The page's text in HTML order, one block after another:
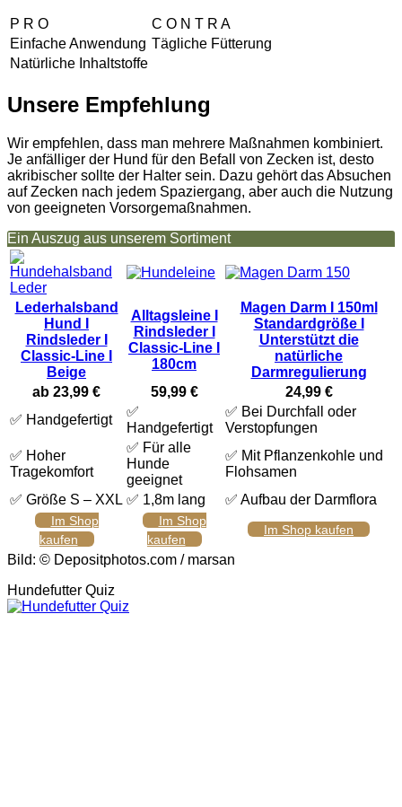
P R O
C O N T R A
Einfache Anwendung Tägliche Fütterung
Natürliche Inhaltstoffe
Unsere Empfehlung
Wir empfehlen, dass man mehrere Maßnahmen kombiniert.
Je anfälliger der Hund für den Befall von Zecken ist, desto
akribischer sollte der Halter sein. Dazu gehört das Absuchen
auf Zecken nach jedem Spaziergang, aber auch die Nutzung
von geeigneten Vorsorgemaßnahmen.
Ein Auszug aus unserem Sortiment
Lederhalsband
Hund I
Rindsleder I
Classic-Line I
Beige
Alltagsleine I
Rindsleder I
Classic-Line I
180cm
Magen Darm I 150ml
Standardgröße I
Unterstützt die
natürliche
Darmregulierung
ab 23,99 €
59,99 €
24,99 €
✅ Handgefertigt
✅
Handgefertigt
✅ Bei Durchfall oder
Verstopfungen
✅ Hoher
Tragekomfort
✅ Für alle
Hunde
geeignet
✅ Mit Pflanzenkohle und
Flohsamen
✅ Größe S – XXL ✅ 1,8m lang ✅ Aufbau der Darmflora
Im Shop
kaufen
Im Shop
kaufen
Im Shop kaufen
Bild: © Depositphotos.com / marsan
Hundefutter Quiz